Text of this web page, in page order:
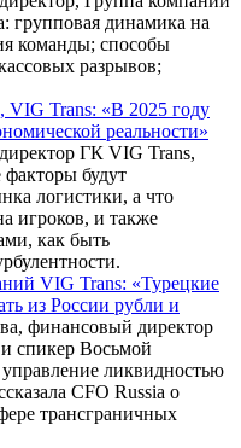
групповая динамика на
команды; способы
разрывов;
VIG Trans: «В 2025 году
реальности»
ГК VIG Trans,
факторы будут
логистики, а что
игроков, и также
как быть
VIG Trans: «Турецкие
из России рубли и
финансовый директор
спикер Восьмой
ликвидностью
CFO Russia о
трансграничных